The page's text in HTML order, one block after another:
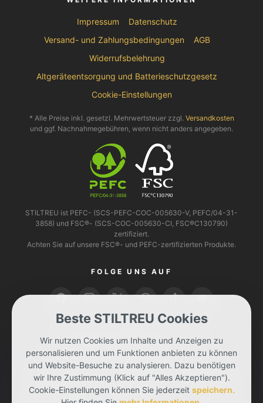
Impressum
Datenschutz
Versand- und Zahlungsbedingungen
AGB
Widerrufsbelehrung
Altgeräteentsorgung und Batterieschutzgesetz
Cookie-Einstellungen
* Alle Preise inkl. gesetzl. Mehrwertsteuer zzgl. Versandkosten
und ggf. Nachnahmegebühren, wenn nicht anders angegeben.
STILTREU ist PEFC- (SCS-PEFC-COC-005630-V, PEFC/04-31-
3858) und FSC®- (SCS-COC-005630-CI, FSC®C130790)
zertifiziert.
Achten Sie auf unsere FSC®- und PEFC-zertifizierten Produkte.
FOLGE UNS AUF
Beste STILTREU Cookies
Wir nutzen Cookies um Inhalte und Anzeigen zu
personalisieren und um Funktionen anbieten zu können
und Website-Besuche zu analysieren. Dazu benötigen
wir Ihre Zustimmung (Klick auf "Alles Akzeptieren").
Cookie-Einstellungen können Sie jederzeit speichern.